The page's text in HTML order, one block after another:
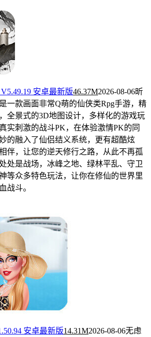
安卓最新版46.37M2026-08-06昕
一款画面非常Q萌的仙侠类Rpg手游，精
全景式的3D地图设计，多样化的游戏玩
实刺激的战斗PK，在体验激情PK的同
的融入了仙侣结义系统，更有超酷炫
伴，让您的逆天修行之路，从此不再孤
处是战场，冰峰之地、绿林平乱、守卫
等众多特色玩法，让你在修仙的世界里
战斗。
安卓最新版14.31M2026-08-06无虑